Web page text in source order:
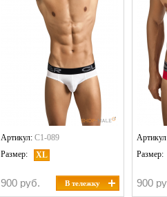
Артикул: C1-089
Размер:
XL
В тележку
900 руб.
Размер:
900